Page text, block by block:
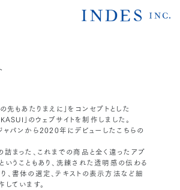
先もあたりまえに」をコンセプトとした
」のウェブサイトを制作しました。
ャパンから2020年にデビューしたこちらの
詰まった、これまでの商品と全く違ったアプ
いうこともあり、洗練された透明感の伝わる
、書体の選定、テキストの表示方法など細
ています。